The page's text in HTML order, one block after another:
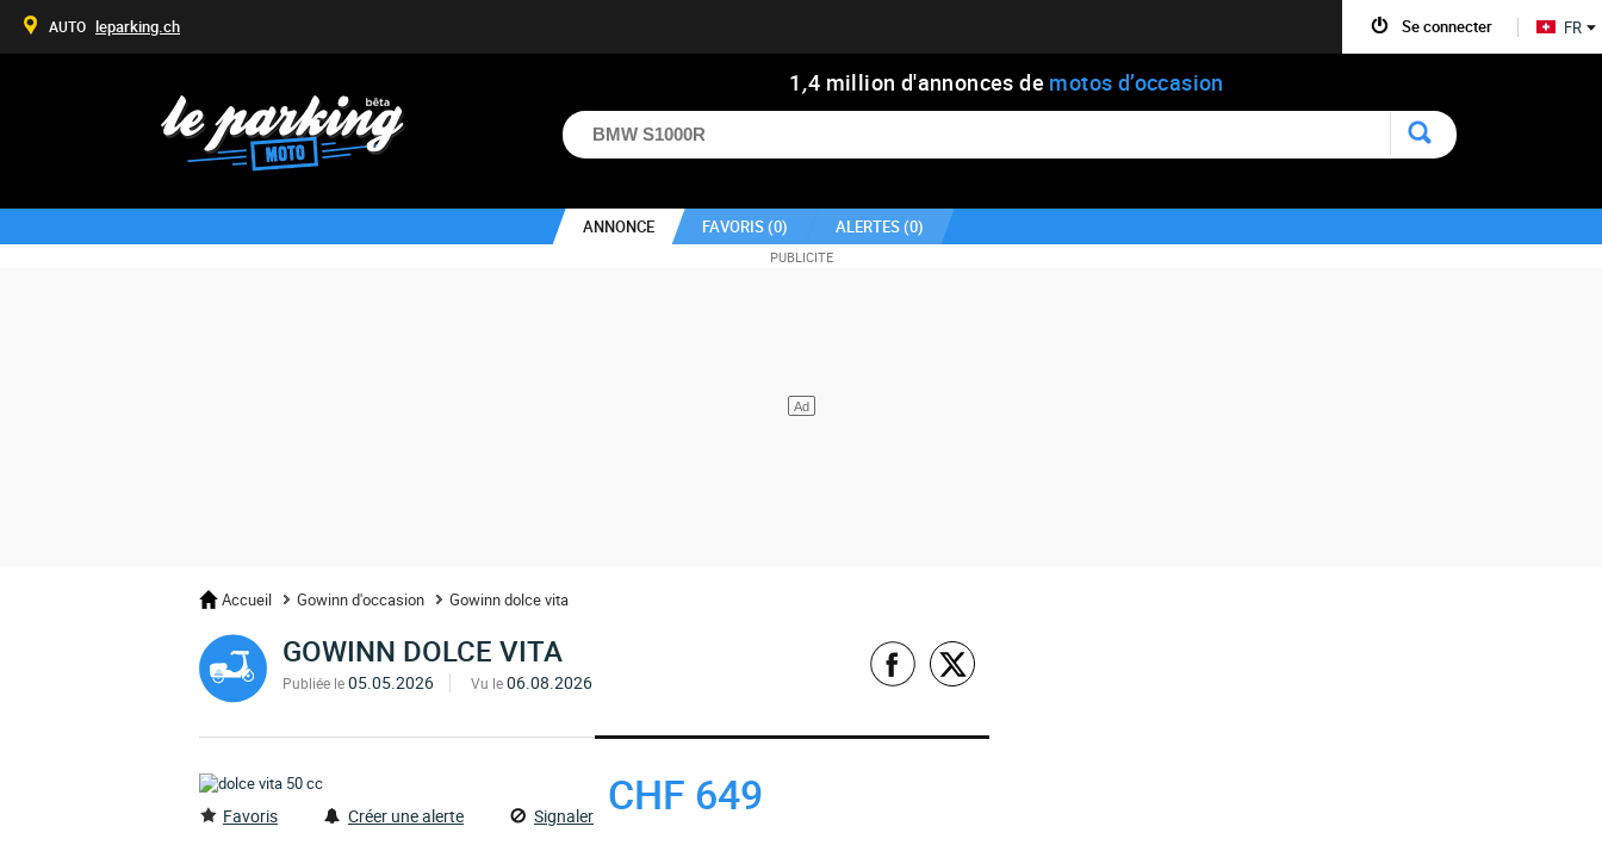
1 ,4 million d'annonces de motos d’occasion
ANNONCE FAVORIS (0) ALERTES (0)
Accueil Gowinn d'occasion Gowinn dolce vita
GOWINN DOLCE VITA
Publiée le05.05.2026 Vu le06.08.2026
Favoris Créer une alerte Signaler CHF 649
Se connecter
AUTO leparking.ch FR